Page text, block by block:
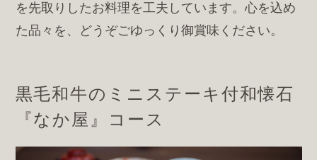
を先取りしたお料理を工夫しています。心を込め
た品々を、どうぞごゆっくり御賞味ください。
黒毛和牛のミニステーキ付和懐石
『なか屋』コース